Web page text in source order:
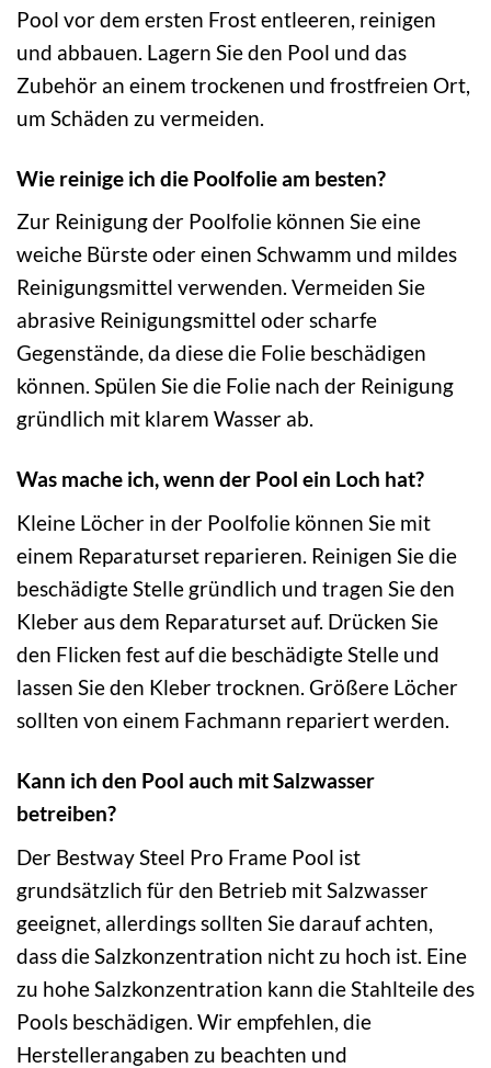
Pool vor dem ersten Frost entleeren, reinigen
und abbauen. Lagern Sie den Pool und das
Zubehör an einem trockenen und frostfreien Ort,
um Schäden zu vermeiden.
Wie reinige ich die Poolfolie am besten?
Zur Reinigung der Poolfolie können Sie eine
weiche Bürste oder einen Schwamm und mildes
Reinigungsmittel verwenden. Vermeiden Sie
abrasive Reinigungsmittel oder scharfe
Gegenstände, da diese die Folie beschädigen
können. Spülen Sie die Folie nach der Reinigung
gründlich mit klarem Wasser ab.
Was mache ich, wenn der Pool ein Loch hat?
Kleine Löcher in der Poolfolie können Sie mit
einem Reparaturset reparieren. Reinigen Sie die
beschädigte Stelle gründlich und tragen Sie den
Kleber aus dem Reparaturset auf. Drücken Sie
den Flicken fest auf die beschädigte Stelle und
lassen Sie den Kleber trocknen. Größere Löcher
sollten von einem Fachmann repariert werden.
Kann ich den Pool auch mit Salzwasser
betreiben?
Der Bestway Steel Pro Frame Pool ist
grundsätzlich für den Betrieb mit Salzwasser
geeignet, allerdings sollten Sie darauf achten,
dass die Salzkonzentration nicht zu hoch ist. Eine
zu hohe Salzkonzentration kann die Stahlteile des
Pools beschädigen. Wir empfehlen, die
Herstellerangaben zu beachten und